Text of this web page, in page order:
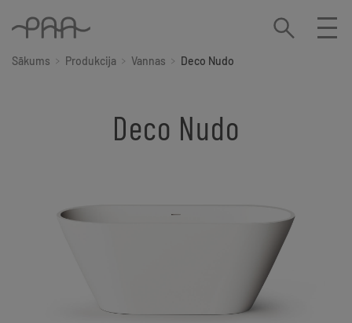
Sākums Produkcija Vannas Deco Nudo
Deco Nudo